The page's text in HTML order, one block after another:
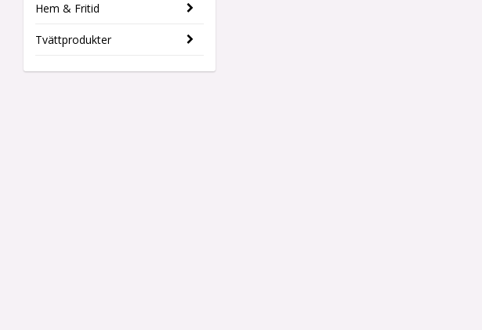
Hem & Fritid
Tvättprodukter